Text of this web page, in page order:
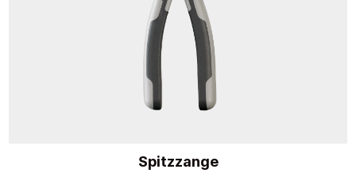
Spitzzange